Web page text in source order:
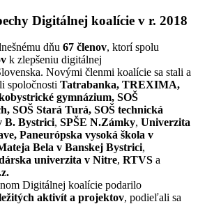
Digitálnej koalície v r. 2018
dňu 67 členov, ktorí spolu
k zlepšeniu digitálnej
Novými členmi koalície sa stali a
spoločnosti Tatrabanka, TREXIMA,
gymnázium, SOŠ
SOŠ Stará Turá, SOŠ technická
B. Bystrici, SPŠE N.Zámky, Univerzita
Paneurópska vysoká škola v
Bela v Banskej Bystrici,
univerzita v Nitre, RTVS a
Digitálnej koalície podarilo
aktivít a projektov, podieľali sa